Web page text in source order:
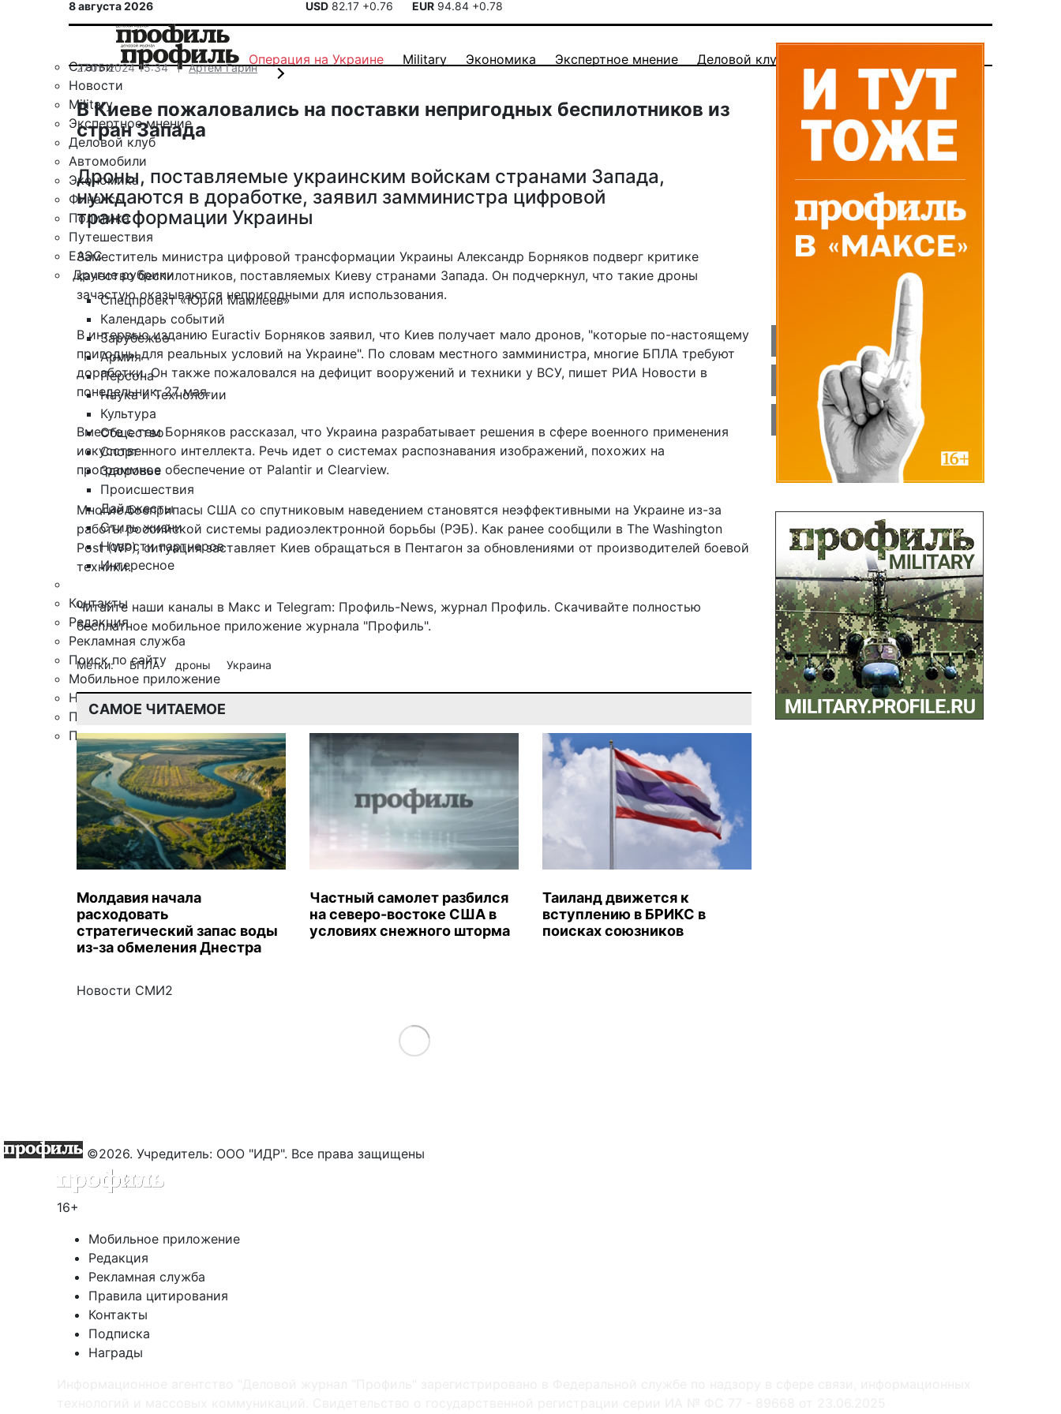
8 августа 2026 USD 82.17 +0.76 EUR 94.84 +0.78
Статьи
Новости
Military
Экспертное мнение
Деловой клуб
Автомобили
Экономика
Финансы
Политика
Путешествия
ЕАЭС
Другие рубрики
Спецпроект «Юрий Мамлеев»
Календарь событий
Зарубежье
Армия
Персона
Наука и Технологии
Культура
Общество
Спорт
Здоровье
Происшествия
Дайджесты
Стиль жизни
Новости партнеров
Интересное
Контакты
Редакция
Рекламная служба
Поиск по сайту
Мобильное приложение
Награды
Правила цитирования
Подписка
Операция на Украине Military Экономика Экспертное мнение Деловой клуб
27.05.2024 15:34 Артем Гарин
В Киеве пожаловались на поставки непригодных беспилотников из
стран Запада
Дроны, поставляемые украинским войскам странами Запада,
нуждаются в доработке, заявил замминистра цифровой
трансформации Украины
Заместитель министра цифровой трансформации Украины Александр Борняков подверг критике
качество беспилотников, поставляемых Киеву странами Запада. Он подчеркнул, что такие дроны
зачастую оказываются непригодными для использования.
В интервью изданию Euractiv Борняков заявил, что Киев получает мало дронов, "которые по-настоящему
пригодны для реальных условий на Украине". По словам местного замминистра, многие БПЛА требуют
доработки. Он также пожаловался на дефицит вооружений и техники у ВСУ, пишет РИА Новости в
понедельник, 27 мая.
Вместе с тем Борняков рассказал, что Украина разрабатывает решения в сфере военного применения
искусственного интеллекта. Речь идет о системах распознавания изображений, похожих на
программное обеспечение от Palantir и Clearview.
Многие боеприпасы США со спутниковым наведением становятся неэффективными на Украине из-за
работы российской системы радиоэлектронной борьбы (РЭБ). Как ранее сообщили в The Washington
Post (WP), ситуация заставляет Киев обращаться в Пентагон за обновлениями от производителей боевой
техники.
Читайте наши каналы в Макс и Telegram: Профиль-News, журнал Профиль. Скачивайте полностью
бесплатное мобильное приложение журнала "Профиль".
Метки: БПЛА дроны Украина
САМОЕ ЧИТАЕМОЕ
Молдавия начала
расходовать
стратегический запас воды
из-за обмеления Днестра
Частный самолет разбился
на северо-востоке США в
условиях снежного шторма
Таиланд движется к
вступлению в БРИКС в
поисках союзников
Новости СМИ2
Load More
©2026. Учредитель: ООО "ИДР". Все права защищены
16+
Мобильное приложение
Редакция
Рекламная служба
Правила цитирования
Контакты
Подписка
Награды